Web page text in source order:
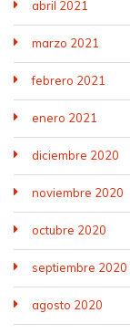
abril 2021
marzo 2021
febrero 2021
enero 2021
diciembre 2020
noviembre 2020
octubre 2020
septiembre 2020
agosto 2020